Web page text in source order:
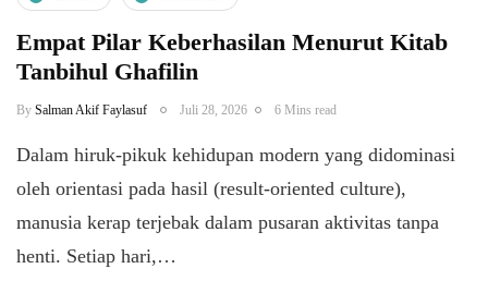
Empat Pilar Keberhasilan Menurut Kitab
Tanbihul Ghafilin
By Salman Akif Faylasuf Juli 28, 2026 6 Mins read
Dalam hiruk-pikuk kehidupan modern yang didominasi
oleh orientasi pada hasil (result-oriented culture),
manusia kerap terjebak dalam pusaran aktivitas tanpa
henti. Setiap hari,…